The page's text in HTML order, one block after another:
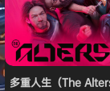
多重人生（The